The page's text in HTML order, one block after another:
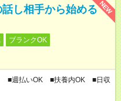
NEW
し相手から始める
ブランクOK
■週払いOK ■扶養内OK ■日収